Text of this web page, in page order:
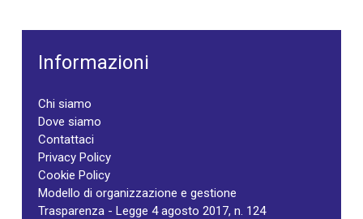
Informazioni
Chi siamo
Dove siamo
Contattaci
Privacy Policy
Cookie Policy
Modello di organizzazione e gestione
Trasparenza - Legge 4 agosto 2017, n. 124